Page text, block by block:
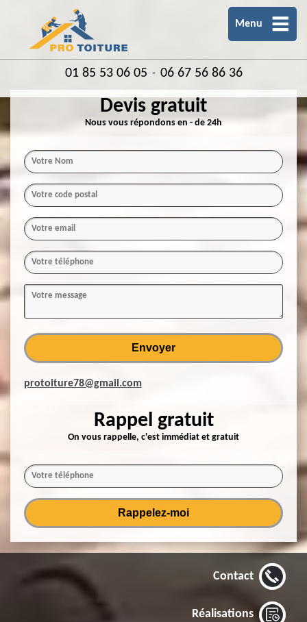
Menu
01 85 53 06 05 - 06 67 56 86 36
Devis gratuit
Nous vous répondons en - de 24h
protoiture78@gmail.com
Rappel gratuit
On vous rappelle, c'est immédiat et gratuit
Contact
Réalisations